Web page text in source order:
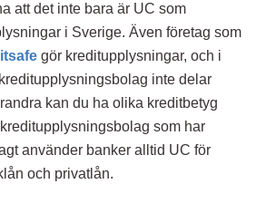
att det inte bara är UC som
i Sverige. Även företag som
gör kreditupplysningar, och i
inte delar
kan du ha olika kreditbetyg
som har
använder banker alltid UC för
och privatlån.